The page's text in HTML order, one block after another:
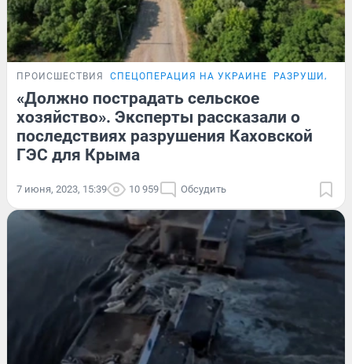
ПРОИСШЕСТВИЯ СПЕЦОПЕРАЦИЯ НА УКРАИНЕ
«Должно пострадать сельское
хозяйство». Эксперты рассказали о
последствиях разрушения Каховской
ГЭС для Крыма
7 июня, 2023, 15:39 10 959 Обсудить